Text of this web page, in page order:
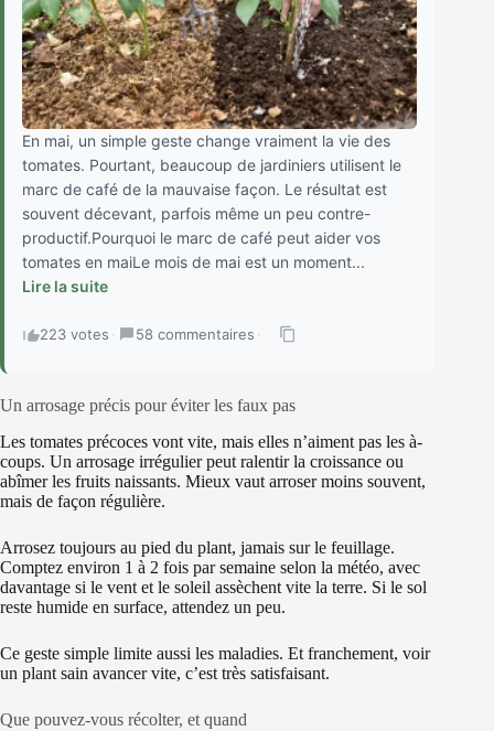
En mai, un simple geste change vraiment la vie des
tomates. Pourtant, beaucoup de jardiniers utilisent le
marc de café de la mauvaise façon. Le résultat est
souvent décevant, parfois même un peu contre-
productif.Pourquoi le marc de café peut aider vos
tomates en maiLe mois de mai est un moment...
Lire la suite
223 votes · 58 commentaires ·
Un arrosage précis pour éviter les faux pas
Les tomates précoces vont vite, mais elles n’aiment pas les à-
coups. Un arrosage irrégulier peut ralentir la croissance ou
abîmer les fruits naissants. Mieux vaut arroser moins souvent,
mais de façon régulière.
Arrosez toujours au pied du plant, jamais sur le feuillage.
Comptez environ 1 à 2 fois par semaine selon la météo, avec
davantage si le vent et le soleil assèchent vite la terre. Si le sol
reste humide en surface, attendez un peu.
Ce geste simple limite aussi les maladies. Et franchement, voir
un plant sain avancer vite, c’est très satisfaisant.
Que pouvez-vous récolter, et quand